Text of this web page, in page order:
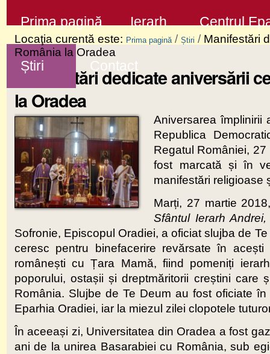
la
conţinut
Sari
la
navigare
Prima pagină Ierarh Centrul
Știri Contact
Locaţia curentă este: Prima pagină / Știri / Manifestări
România la Oradea
Manifestări dedicate aniversării
la Oradea
Aniversarea
Republica
Regatul României,
fost marcată și în
manifestări religioase
Marți, 27 martie
Sfântul Ierarh
Sofronie, Episcopul Oradiei, a oficiat slujba de
ceresc pentru binefacerire revărsate în
românești cu Țara Mamă, fiind pomeniți
poporului, ostașii și dreptmăritorii creștini
România. Slujbe de Te Deum au fost oficiate
Eparhia Oradiei, iar la miezul zilei clopotele
În aceeași zi, Universitatea din Oradea a fost
ani de la unirea Basarabiei cu România, sub